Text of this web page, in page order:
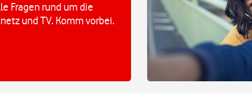
Fragen rund um die
und TV. Komm vorbei.